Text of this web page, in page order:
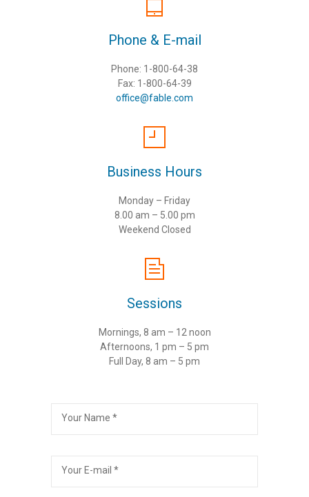
Phone & E-mail
Phone: 1-800-64-38
Fax: 1-800-64-39
office@fable.com
Business Hours
Monday – Friday
8.00 am – 5.00 pm
Weekend Closed
Sessions
Mornings, 8 am – 12 noon
Afternoons, 1 pm – 5 pm
Full Day, 8 am – 5 pm
Your Name *
Your E-mail *